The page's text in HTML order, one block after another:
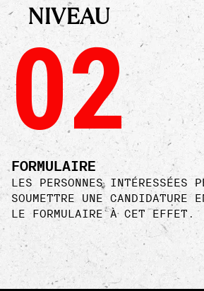
NIVEAU
02
FORMULAIRE
LES PERSONNES INTÉRESSÉES
SOUMETTRE UNE CANDIDATURE
LE FORMULAIRE À CET EFFET.